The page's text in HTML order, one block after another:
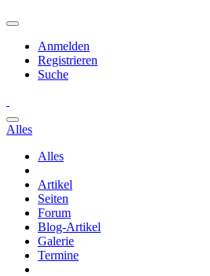
Anmelden
Registrieren
Suche
Alles
Alles
Artikel
Seiten
Forum
Blog-Artikel
Galerie
Termine